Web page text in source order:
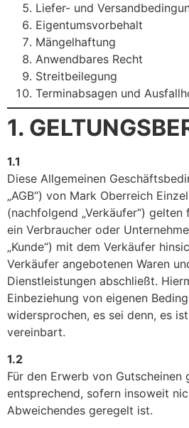
Liefer- und
Eigentumsvorbehalt
Mängelhaftung
Anwendbares Recht
Streitbeilegung
Terminabsagen und
1.
1.1
Diese Allgemeinen
„AGB“) von Mark Oberreich
(nachfolgend „Verkäufer“)
ein Verbraucher oder
„Kunde“) mit dem Verkäufer
Verkäufer angebotenen Waren
Dienstleistungen abschließt.
Einbeziehung von eigenen
widersprochen, es sei denn, es
vereinbart.
1.2
Für den Erwerb von Gutscheinen
entsprechend, sofern insoweit
Abweichendes geregelt ist.